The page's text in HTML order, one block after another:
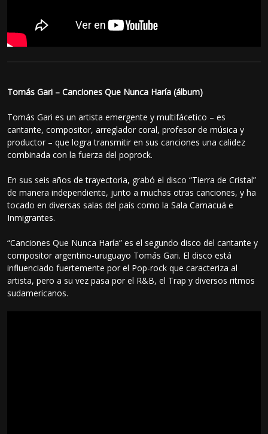
Tomás Gari – Canciones Que Nunca Haría (álbum)
Tomás Gari es un artista emergente y multifácetico – es
cantante, compositor, arreglador coral, profesor de música y
productor – que logra transmitir en sus canciones una calidez
combinada con la fuerza del poprock.
En sus seis años de trayectoria, grabó el disco “Tierra de Cristal”
de manera independiente, junto a muchas otras canciones, y ha
tocado en diversas salas del país como la Sala Camacuá e
Inmigrantes.
“Canciones Que Nunca Haría” es el segundo disco del cantante y
compositor argentino-uruguayo Tomás Gari. El disco está
influenciado fuertemente por el Pop-rock que caracteriza al
artista, pero a su vez pasa por el R&B, el Trap y diversos ritmos
sudamericanos.